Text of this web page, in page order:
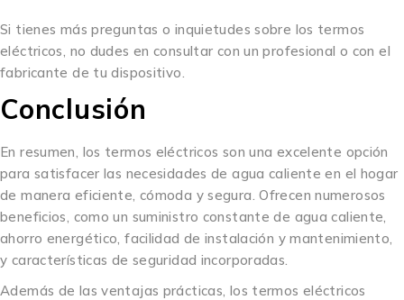
Si tienes más preguntas o inquietudes sobre los termos
eléctricos, no dudes en consultar con un profesional o con el
fabricante de tu dispositivo.
Conclusión
En resumen, los termos eléctricos son una excelente opción
para satisfacer las necesidades de agua caliente en el hogar
de manera eficiente, cómoda y segura. Ofrecen numerosos
beneficios, como un suministro constante de agua caliente,
ahorro energético, facilidad de instalación y mantenimiento,
y características de seguridad incorporadas.
Además de las ventajas prácticas, los termos eléctricos